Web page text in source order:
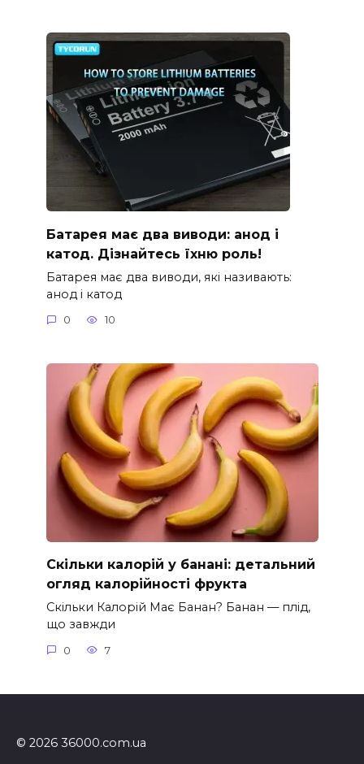
Батарея має два виводи: анод і
катод. Дізнайтесь їхню роль!
Батарея має два виводи, які називають:
анод і катод
0 10
Скільки калорій у банані: детальний
огляд калорійності фрукта
Скільки Калорій Має Банан? Банан — плід,
що завжди
0 7
© 2026 36000.com.ua